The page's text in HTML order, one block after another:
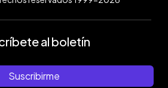
al boletín
Suscribirme